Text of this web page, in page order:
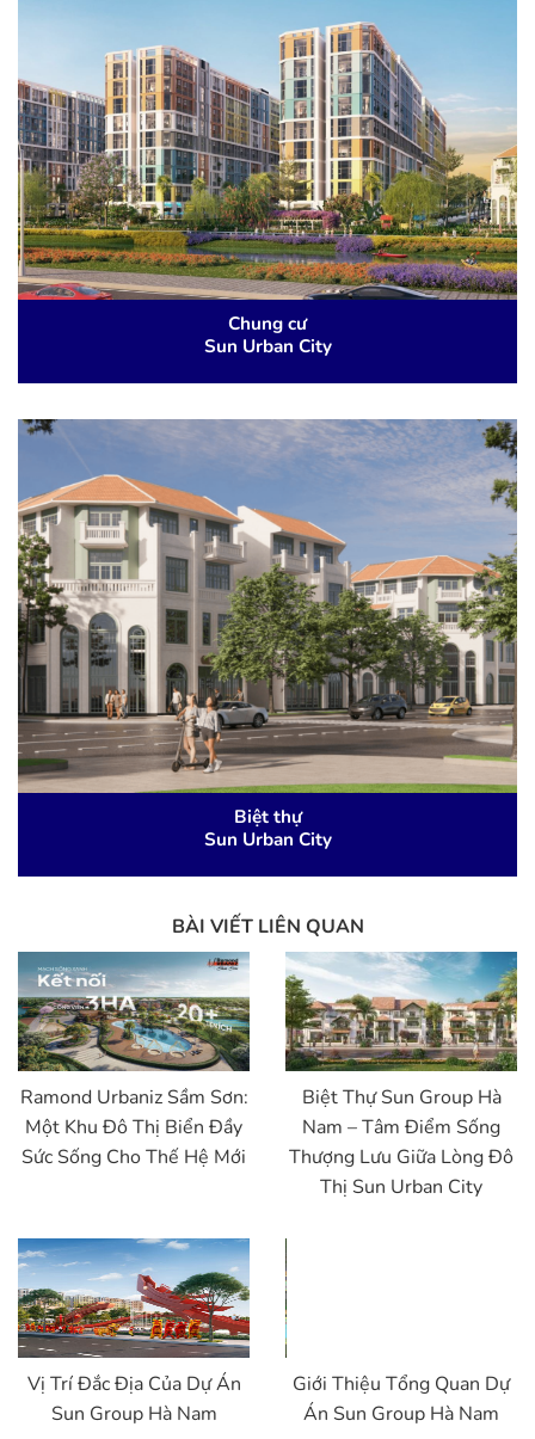
Chung cư
Sun Urban City
Biệt thự
Sun Urban City
BÀI VIẾT LIÊN QUAN
Ramond Urbaniz Sầm Sơn:
Một Khu Đô Thị Biển Đầy
Sức Sống Cho Thế Hệ Mới
Biệt Thự Sun Group Hà
Nam – Tâm Điểm Sống
Thượng Lưu Giữa Lòng Đô
Thị Sun Urban City
Vị Trí Đắc Địa Của Dự Án
Sun Group Hà Nam
Giới Thiệu Tổng Quan Dự
Án Sun Group Hà Nam